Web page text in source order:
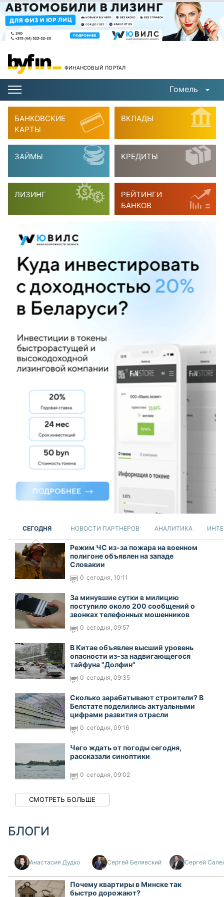
ФИНАНСОВЫЙ ПОРТАЛ
Гомель
БАНКОВСКИЕ
КАРТЫ
ВКЛАДЫ
ЗАЙМЫ КРЕДИТЫ
ЛИЗИНГ
РЕЙТИНГИ
БАНКОВ
СЕГОДНЯ НОВОСТИ ПАРТНЕРОВ АНАЛИТИКА
Режим ЧС из-за пожара на военном
полигоне объявлен на западе
Словакии
0 сегодня, 10:11
За минувшие сутки в милицию
поступило около 200 сообщений о
звонках телефонных мошенников
0 сегодня, 09:57
В Китае объявлен высший уровень
опасности из-за надвигающегося
тайфуна "Долфин"
0 сегодня, 09:35
Сколько зарабатывают строители? В
Белстате поделились актуальными
цифрами развития отрасли
0 сегодня, 09:16
Чего ждать от погоды сегодня,
рассказали синоптики
0 сегодня, 09:02
СМОТРЕТЬ БОЛЬШЕ
БЛОГИ
Анастасия Дудко Сергей Белявский Сергей
Почему квартиры в Минске так
быстро дорожают?